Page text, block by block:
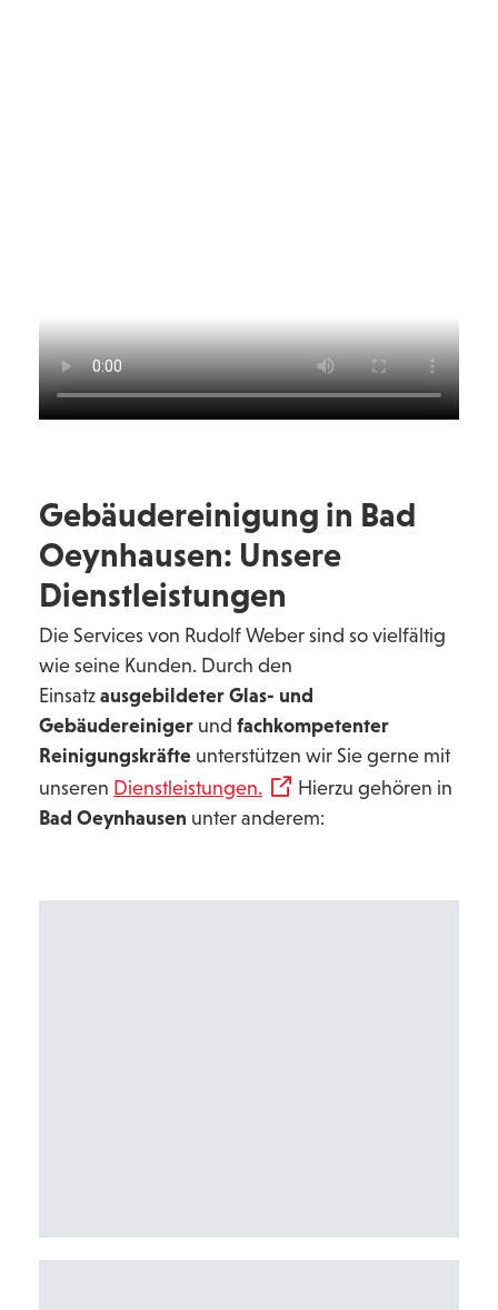
Gebäudereinigung in Bad
Oeynhausen: Unsere
Dienstleistungen
Die Services von Rudolf Weber sind so vielfältig
wie seine Kunden. Durch den
Einsatz ausgebildeter Glas- und
Gebäudereiniger und fachkompetenter
Reinigungskräfte unterstützen wir Sie gerne mit
unseren Dienstleistungen.
Hierzu gehören in
Bad Oeynhausen unter anderem: